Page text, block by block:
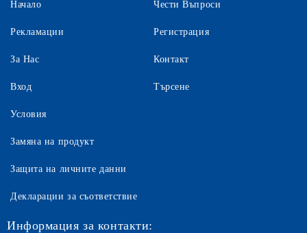
Начало
Рекламации
За Нас
Вход
Чести Въпроси
Регистрация
Контакт
Търсене
Условия
Замяна на продукт
Защита на личните данни
Декларации за съответствие
Информация за контакти: